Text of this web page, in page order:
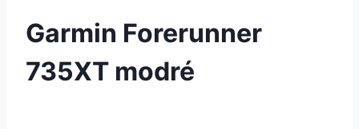
Garmin Forerunner
735XT modré